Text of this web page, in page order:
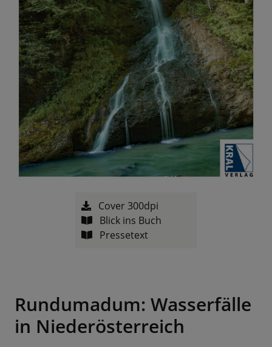
Cover 300dpi
Blick ins Buch
Pressetext
Rundumadum: Wasserfälle
in Niederösterreich